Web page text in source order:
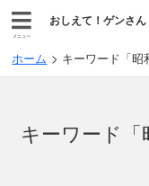
メニュー
おしえて！ゲンさん
ホーム キーワード「昭
キーワード